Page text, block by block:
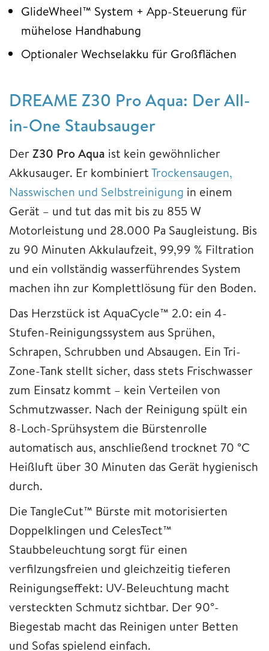
GlideWheel™ System + App-Steuerung für
mühelose Handhabung
Optionaler Wechselakku für Großflächen
DREAME Z30 Pro Aqua: Der All-
in-One Staubsauger
DerZ30 Pro Aqua ist kein gewöhnlicher
Akkusauger. Er kombiniertTrockensaugen,
Nasswischen und Selbstreinigung in einem
Gerät – und tut das mit bis zu 855 W
Motorleistung und 28.000 Pa Saugleistung. Bis
zu 90 Minuten Akkulaufzeit, 99,99 % Filtration
und ein vollständig wasserführendes System
machen ihn zur Komplettlösung für den Boden.
Das Herzstück ist AquaCycle™ 2.0: ein 4-
Stufen-Reinigungssystem aus Sprühen,
Schrapen, Schrubben und Absaugen. Ein Tri-
Zone-Tank stellt sicher, dass stets Frischwasser
zum Einsatz kommt – kein Verteilen von
Schmutzwasser. Nach der Reinigung spült ein
8-Loch-Sprühsystem die Bürstenrolle
automatisch aus, anschließend trocknet 70 °C
Heißluft über 30 Minuten das Gerät hygienisch
durch.
Die TangleCut™ Bürste mit motorisierten
Doppelklingen und CelesTect™
Staubbeleuchtung sorgt für einen
verfilzungsfreien und gleichzeitig tieferen
Reinigungseffekt: UV-Beleuchtung macht
versteckten Schmutz sichtbar. Der 90°-
Biegestab macht das Reinigen unter Betten
und Sofas spielend einfach.